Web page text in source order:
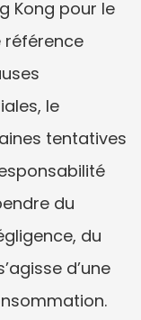
Kong pour le
référence
le
tentatives
du
du
d’une